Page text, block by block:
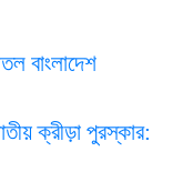
বাংলাদেশ
ক্রীড়া পুরস্কার: